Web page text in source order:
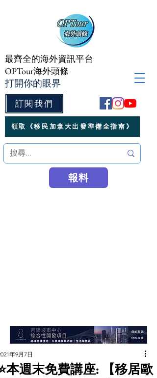
訂閱我們
最齊全的海外資訊平台
OPTour海外頭條
打開你的眼界
領取《移民加拿大出發準備全指南》
報料
本週末免費講座: 【移居歐
年9月7日